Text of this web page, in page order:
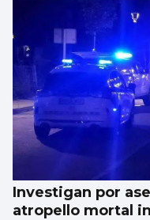
Investigan por
atropello mortal